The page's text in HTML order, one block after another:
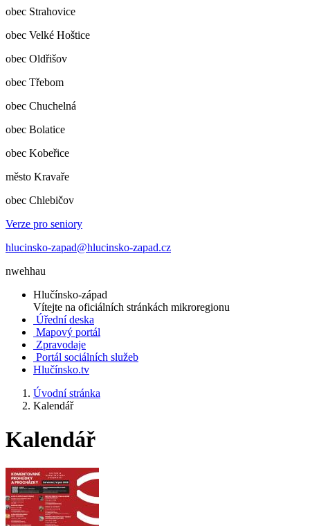
obec Strahovice
obec Velké Hoštice
obec Oldřišov
obec Třebom
obec Chuchelná
obec Bolatice
obec Kobeřice
město Kravaře
obec Chlebičov
Verze pro seniory
hlucinsko-zapad@hlucinsko-zapad.cz
nwehhau
Hlučínsko-západ
Vítejte na oficiálních stránkách mikroregionu
Úřední deska
Mapový portál
Zpravodaje
Portál sociálních služeb
Hlučínsko.tv
Úvodní stránka
Kalendář
Kalendář